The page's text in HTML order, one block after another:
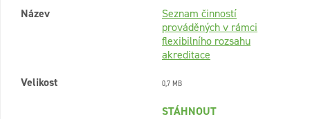
Název
Seznam činností
prováděných v rámci
flexibilního rozsahu
akreditace
Velikost
0,7 MB
STÁHNOUT